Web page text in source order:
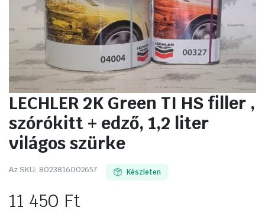
LECHLER 2K Green TI HS filler ,
szórókitt + edző, 1,2 liter
világos szürke
Az SKU: 8023816002657 Készleten
11 450 Ft